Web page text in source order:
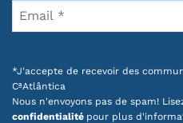
*J'accepte de recevoir des
CªAtlântica
Nous n'envoyons pas de spam!
confidentialité pour plus